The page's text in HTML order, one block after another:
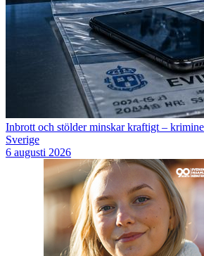
Inbrott och stölder minskar kraftigt –
Sverige
6 augusti 2026